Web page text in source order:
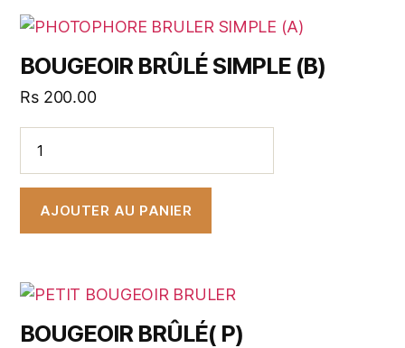
BOUGEOIR BRÛLÉ SIMPLE (B)
Rs 200.00
AJOUTER AU PANIER
BOUGEOIR BRÛLÉ( P)